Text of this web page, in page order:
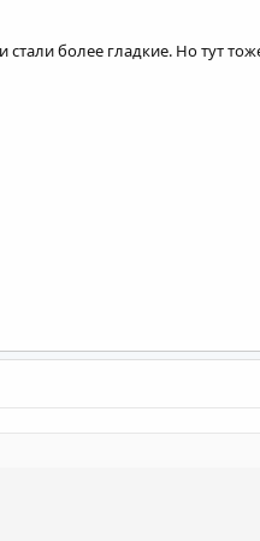
более гладкие. Но тут